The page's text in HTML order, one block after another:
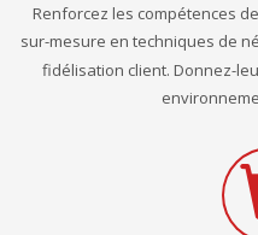
Renforcez les compétences
sur-mesure en techniques de
fidélisation client. Donnez-